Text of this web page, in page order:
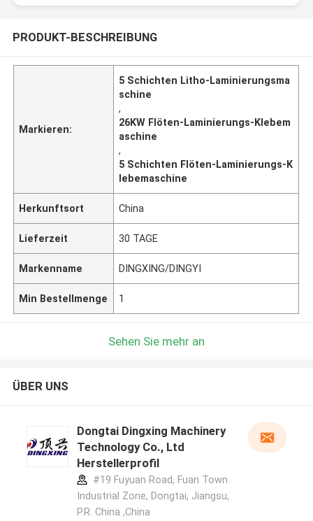
PRODUKT-BESCHREIBUNG
Markieren:
5 Schichten Litho-Laminierungsma
schine
,
26KW Flöten-Laminierungs-Klebem
aschine
,
5 Schichten Flöten-Laminierungs-K
lebemaschine
Herkunftsort China
Lieferzeit 30 TAGE
Markenname DINGXING/DINGYI
Min Bestellmenge 1
Sehen Sie mehr an
ÜBER UNS
Dongtai Dingxing Machinery
Technology Co., Ltd
Herstellerprofil
#19 Fuyuan Road, Fuan Town
Industrial Zone, Dongtai, Jiangsu,
P.R. China ,China